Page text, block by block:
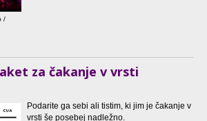
/
za čakanje v vrsti
Podarite ga sebi ali tistim, ki jim je čakanje v
vrsti še posebej nadležno.